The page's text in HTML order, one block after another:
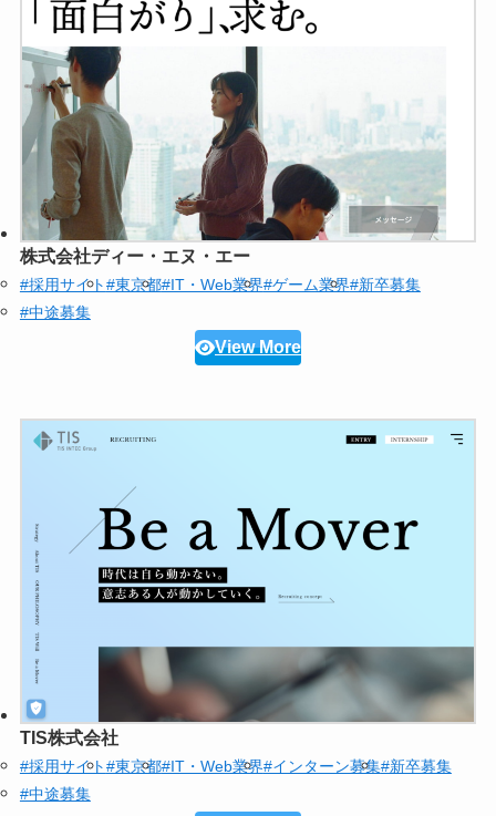
株式会社ディー・エヌ・エー
#採用サイト#東京都#IT・Web業界#ゲーム業界#新卒募集
#中途募集
View More
TIS株式会社
#採用サイト#東京都#IT・Web業界#インターン募集#新卒募集
#中途募集